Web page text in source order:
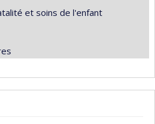
et soins de l'enfant